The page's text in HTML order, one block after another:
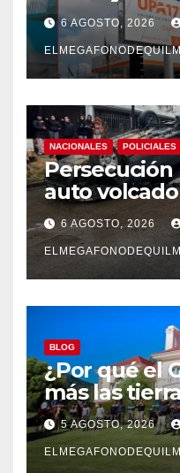
pase a
mejoras
6 AGOSTO, 2026
NACIONALES POLICIALES
auto
detenidos
Solano
6 AGOSTO, 2026
BLOG
¿Por qué el
más las
patrimonio
argentinos?
5 AGOSTO, 2026